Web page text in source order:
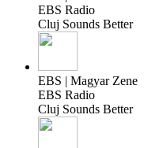
EBS Radio
Cluj Sounds Better
EBS | Magyar Zene
EBS Radio
Cluj Sounds Better